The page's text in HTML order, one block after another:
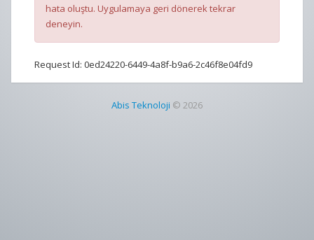
hata oluştu. Uygulamaya geri dönerek tekrar
deneyin.
Request Id: 0ed24220-6449-4a8f-b9a6-2c46f8e04fd9
Abis Teknoloji © 2026